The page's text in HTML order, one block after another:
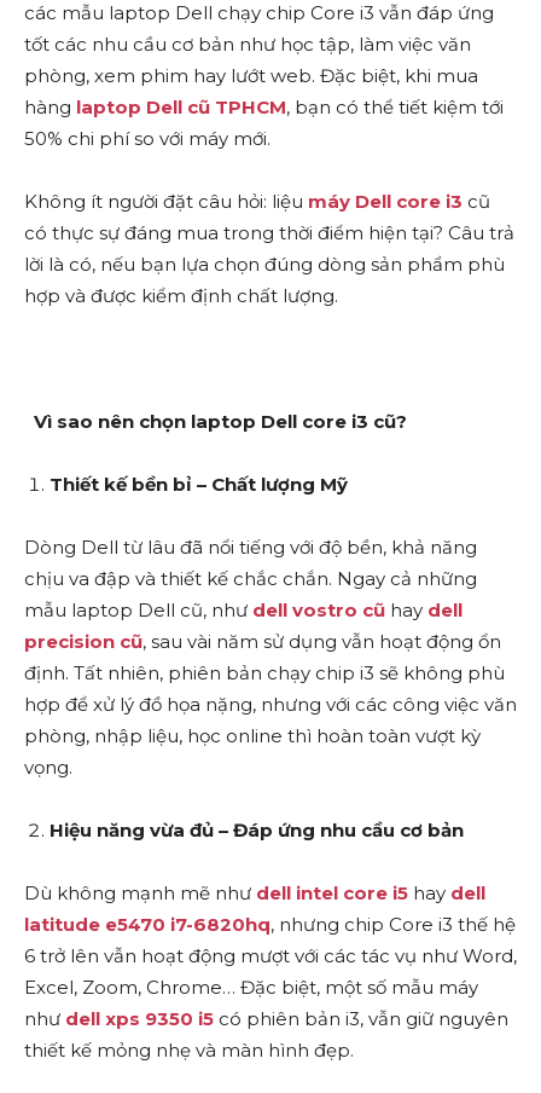
các mẫu laptop Dell chạy chip Core i3 vẫn đáp ứng
tốt các nhu cầu cơ bản như học tập, làm việc văn
phòng, xem phim hay lướt web. Đặc biệt, khi mua
hàng laptop Dell cũ TPHCM, bạn có thể tiết kiệm tới
50% chi phí so với máy mới.
Không ít người đặt câu hỏi: liệu máy Dell core i3 cũ
có thực sự đáng mua trong thời điểm hiện tại? Câu trả
lời là có, nếu bạn lựa chọn đúng dòng sản phẩm phù
hợp và được kiểm định chất lượng.
Vì sao nên chọn laptop Dell core i3 cũ?
Thiết kế bền bỉ – Chất lượng Mỹ
Dòng Dell từ lâu đã nổi tiếng với độ bền, khả năng
chịu va đập và thiết kế chắc chắn. Ngay cả những
mẫu laptop Dell cũ, như dell vostro cũ hay dell
precision cũ, sau vài năm sử dụng vẫn hoạt động ổn
định. Tất nhiên, phiên bản chạy chip i3 sẽ không phù
hợp để xử lý đồ họa nặng, nhưng với các công việc văn
phòng, nhập liệu, học online thì hoàn toàn vượt kỳ
vọng.
Hiệu năng vừa đủ – Đáp ứng nhu cầu cơ bản
Dù không mạnh mẽ như dell intel core i5 hay dell
latitude e5470 i7-6820hq, nhưng chip Core i3 thế hệ
6 trở lên vẫn hoạt động mượt với các tác vụ như Word,
Excel, Zoom, Chrome… Đặc biệt, một số mẫu máy
như dell xps 9350 i5 có phiên bản i3, vẫn giữ nguyên
thiết kế mỏng nhẹ và màn hình đẹp.